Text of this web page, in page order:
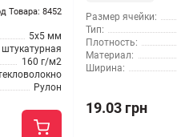
Товара: 8452
5x5 мм
штукатурная
160 г/м2
Рулон
Размер ячейки:
Тип:
Плотность:
Материал:
Ширина:
19.03 грн